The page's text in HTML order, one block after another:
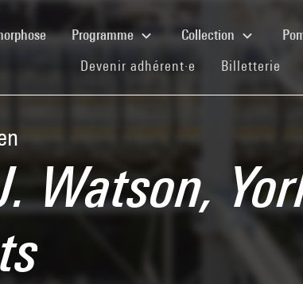
(current)Programme Collection
Devenir adhérent·e (current)
Billetterie
Watson,